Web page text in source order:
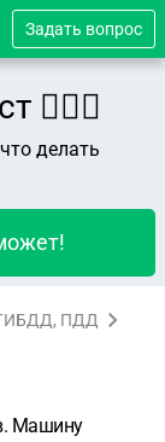
Задать вопрос
👨🏻‍⚖️
делать
ПДД
Машину